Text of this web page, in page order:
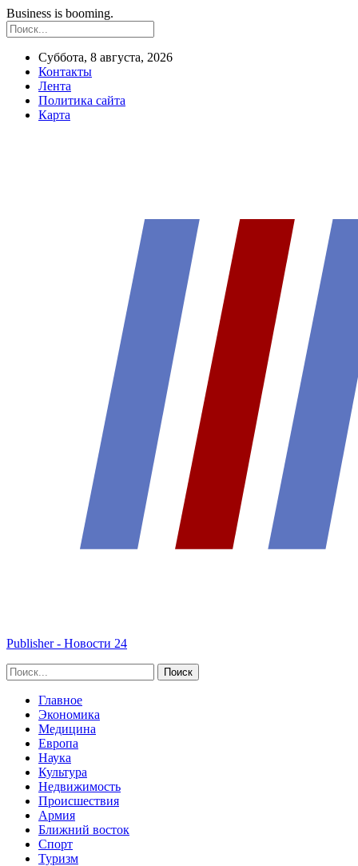
Business is booming.
Суббота, 8 августа, 2026
Контакты
Лента
Политика сайта
Карта
Publisher - Новости 24
Главное
Экономика
Медицина
Европа
Наука
Культура
Недвижимость
Происшествия
Армия
Ближний восток
Спорт
Туризм